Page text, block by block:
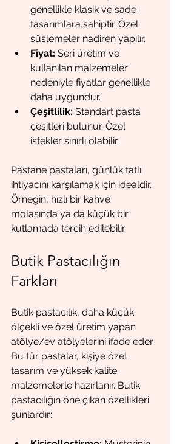
genellikle klasik ve sade
tasarımlara sahiptir. Özel
süslemeler nadiren yapılır.
Fiyat: Seri üretim ve
kullanılan malzemeler
nedeniyle fiyatlar genellikle
daha uygundur.
Çeşitlilik: Standart pasta
çeşitleri bulunur. Özel
istekler sınırlı olabilir.
Pastane pastaları, günlük tatlı
ihtiyacını karşılamak için idealdir.
Örneğin, hızlı bir kahve
molasında ya da küçük bir
kutlamada tercih edilebilir.
Butik Pastacılığın
Farkları
Butik pastacılık, daha küçük
ölçekli ve özel üretim yapan
atölye/ev atölyelerini ifade eder.
Bu tür pastalar, kişiye özel
tasarım ve yüksek kalite
malzemelerle hazırlanır. Butik
pastacılığın öne çıkan özellikleri
şunlardır: